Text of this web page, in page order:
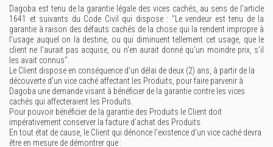
Dagoba est tenu de la garantie légale des vices cachés, au sens de l'article
1641 et suivants du Code Civil qui dispose : "Le vendeur est tenu de la
garantie à raison des défauts cachés de la chose qui la rendent impropre à
l'usage auquel on la destine, ou qui diminuent tellement cet usage, que le
client ne l'aurait pas acquise, ou n'en aurait donné qu'un moindre prix, s'il
les avait connus".
Le Client dispose en conséquence d’un délai de deux (2) ans, à partir de la
découverte d’un vice caché affectant les Produits, pour faire parvenir à
Dagoba une demande visant à bénéficier de la garantie contre les vices
cachés qui affecteraient les Produits.
Pour pouvoir bénéficier de la garantie des Produits le Client doit
impérativement conserver la facture d'achat des Produits.
En tout état de cause, le Client qui dénonce l’existence d’un vice caché devra
être en mesure de démontrer que :